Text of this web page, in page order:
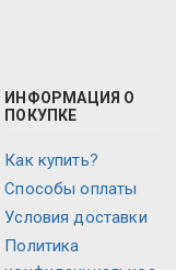
ИНФОРМАЦИЯ О
ПОКУПКЕ
Как купить?
Способы оплаты
Условия доставки
Политика